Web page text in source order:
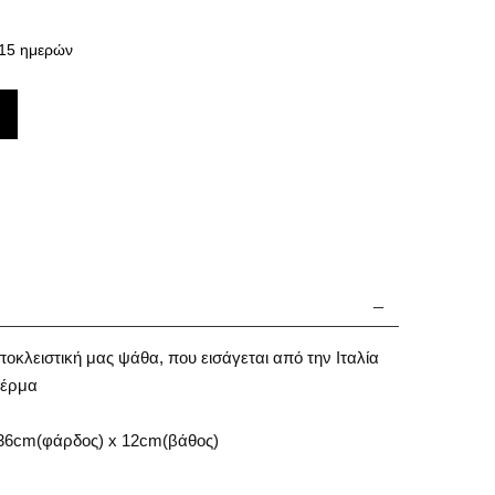
ημερών
μας ψάθα, που εισάγεται από την Ιταλία
x 12cm(βάθος)